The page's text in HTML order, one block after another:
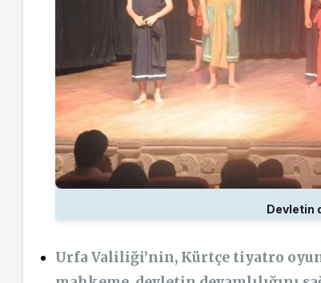
Devletin
Urfa Valiliği’nin, Kürtçe tiyatro